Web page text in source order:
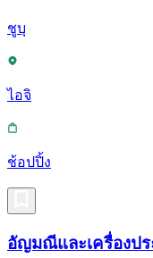
ชูบุ
ไอจิ
ช้อปปิ้ง
อัญมณีและเครื่องป